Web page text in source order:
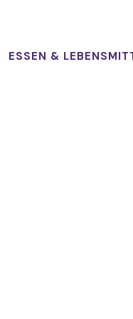
ESSEN &